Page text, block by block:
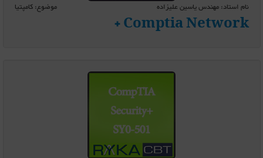
نام استاد: مهندس یاسین علیزاده موضوع: کامپتیا
Comptia Network +